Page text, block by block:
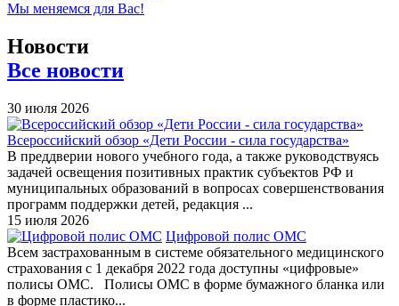
Мы меняемся для Вас!
Новости
Все новости
30 июля 2026
Всероссийский обзор «Дети России - сила государства»
В преддверии нового учебного года, а также руководствуясь
задачей освещения позитивных практик субъектов РФ и
муниципальных образований в вопросах совершенствования
программ поддержки детей, редакция ...
15 июля 2026
Цифровой полис ОМС
Всем застрахованным в системе обязательного медицинского
страхования с 1 декабря 2022 года доступны «цифровые»
полисы ОМС. Полисы ОМС в форме бумажного бланка или
в форме пластико...